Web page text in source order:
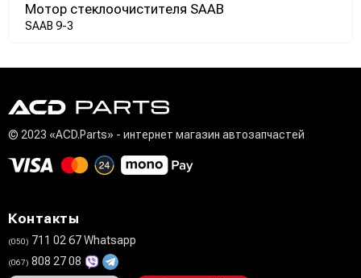
Мотор стеклоочистителя SAAB
SAAB 9-3
© 2023 «ACD.Parts» - интернет магазин автозапчастей
Контакты
(050) 711 02 67 Whatsapp
(067) 808 27 08